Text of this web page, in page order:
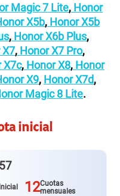
Magic 7 Lite, Honor
X5b, Honor X5b
, Honor X6b Plus,
X7, Honor X7 Pro,
X7c, Honor X8, Honor
X9, Honor X7d,
Magic 8 Lite.
inicial
15 pro plus
12Cuotas
mensuales